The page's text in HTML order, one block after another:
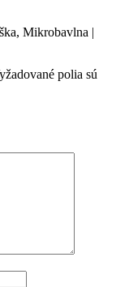
Mikrobavlna |
polia sú